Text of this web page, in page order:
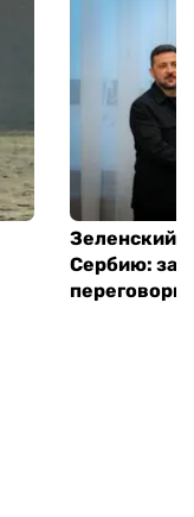
Зеленский
Сербию:
переговоры